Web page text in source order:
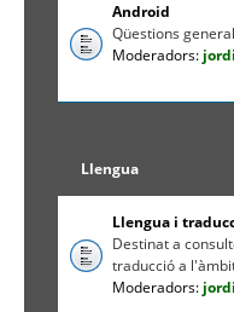
Android
Qüestions
Moderadors:
Llengua
Llengua i
Destinat a
traducció a
Moderadors: